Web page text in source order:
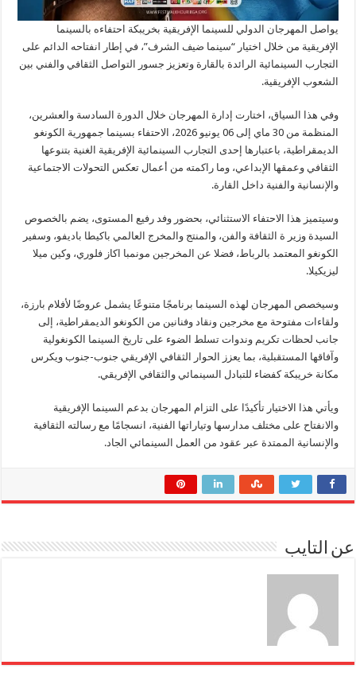
يواصل المهرجان الدولي للسينما الإفريقية بخريبكة احتفاءه بالسينما
الإفريقية من خلال اختيار “سينما ضيف الشرف”، في إطار انفتاحه الدائم على
التجارب السينمائية الرائدة بالقارة وتعزيز جسور التواصل الثقافي والفني بين
الشعوب الإفريقية.
وفي هذا السياق، اختارت إدارة المهرجان خلال الدورة السادسة والعشرين،
المنظمة من 30 ماي إلى 06 يونيو 2026، الاحتفاء بسينما جمهورية الكونغو
الديمقراطية، باعتبارها إحدى التجارب السينمائية الإفريقية الغنية بتنوعها
الثقافي وعمقها الإبداعي، وما راكمته من أعمال تعكس التحولات الاجتماعية
والإنسانية والفنية داخل القارة.
وسيتميز هذا الاحتفاء الاستثنائي، بحضور وفد رفيع المستوى، يضم بالخصوص
السيدة وزير ة الثقافة والفن، والمنتج والمخرج العالمي باكيطا باديفو، وسفير
الكونغو المعتمد بالرباط، فضلا عن المخرجين مونمبا اكاز فلوري، وكين ميلا
ليزيكيلا.
وسيخصص المهرجان لهذه السينما برنامجًا متنوعًا يشمل عروضًا لأفلام بارزة،
ولقاءات مفتوحة مع مخرجين ونقاد وفنانين من الكونغو الديمقراطية، إلى
جانب لحظات تكريم وندوات تسلط الضوء على تاريخ السينما الكونغولية
وآفاقها المستقبلية، بما يعزز الحوار الثقافي الإفريقي جنوب-جنوب ويكرس
مكانة خريبكة كفضاء للتبادل السينمائي والثقافي الإفريقي.
ويأتي هذا الاختيار تأكيدًا على التزام المهرجان بدعم السينما الإفريقية
والانفتاح على مختلف مدارسها وتياراتها الفنية، انسجامًا مع رسالته الثقافية
والإنسانية الممتدة عبر عقود من العمل السينمائي الجاد.
عن التايب